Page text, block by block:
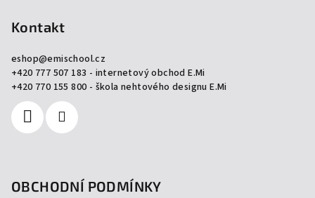
Kontakt
eshop@emischool.cz
+420 777 507 183 - internetový obchod E.Mi
+420 770 155 800 - škola nehtového designu E.Mi
OBCHODNÍ PODMÍNKY